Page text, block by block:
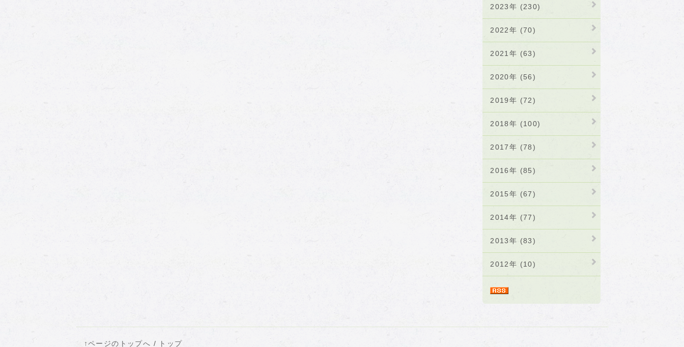
2023年 (230)
2022年 (70)
2021年 (63)
2020年 (56)
2019年 (72)
2018年 (100)
2017年 (78)
2016年 (85)
2015年 (67)
2014年 (77)
2013年 (83)
2012年 (10)
↑ページのトップへ / トップ